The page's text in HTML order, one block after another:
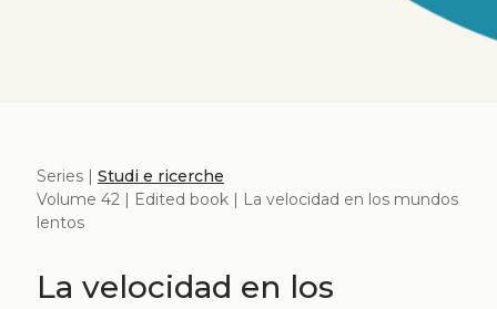
Series | Studi e ricerche
Volume 42 | Edited book | La velocidad en los mundos
lentos
La velocidad en los